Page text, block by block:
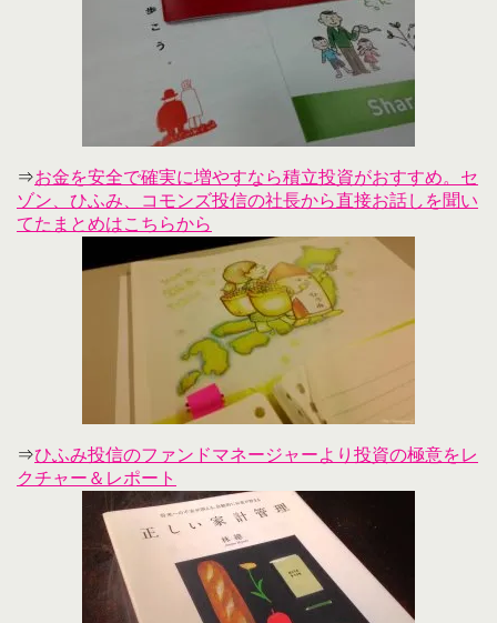
⇒お金を安全で確実に増やすなら積立投資がおすすめ。セ
ゾン、ひふみ、コモンズ投信の社長から直接お話しを聞い
てたまとめはこちらから
⇒ひふみ投信のファンドマネージャーより投資の極意をレ
クチャー＆レポート